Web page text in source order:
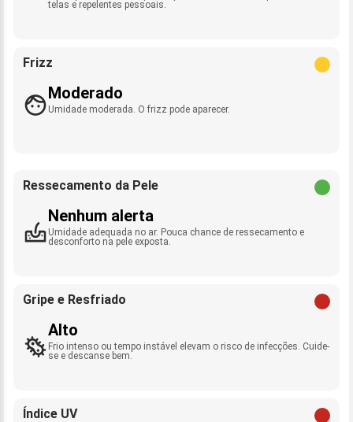
telas e repelentes pessoais.
Frizz
Moderado
Umidade moderada. O frizz pode aparecer.
Ressecamento da Pele
Nenhum alerta
Umidade adequada no ar. Pouca chance de ressecamento e
desconforto na pele exposta.
Gripe e Resfriado
Alto
Frio intenso ou tempo instável elevam o risco de infecções. Cuide-
se e descanse bem.
Índice UV